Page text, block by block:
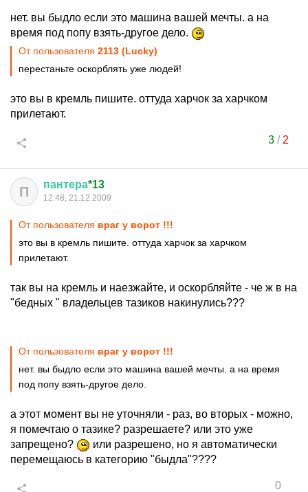
нет. вы быдло если это машина вашей мечты. а на
время под попу взять-другое дело.
От пользователя 2113 (Lucky)
перестаньте оскорблять уже людей!
это вы в кремль пишите. оттуда харчок за харчком
прилетают.
3/ 2
П пантера*13
12:48, 21.12.2009
От пользователя враг у ворот !!!
это вы в кремль пишите. оттуда харчок за харчком
прилетают.
так вы на кремль и наезжайте, и оскорбляйте - че ж в на
"бедных " владельцев тазиков накинулись???
От пользователя враг у ворот !!!
нет. вы быдло если это машина вашей мечты. а на время
под попу взять-другое дело.
а этот момент вы не уточняли - раз, во вторых - можно,
я помечтаю о тазике? разрешаете? или это уже
запрещено?
или разрешено, но я автоматически
перемещаюсь в категорию "быдла"????
0